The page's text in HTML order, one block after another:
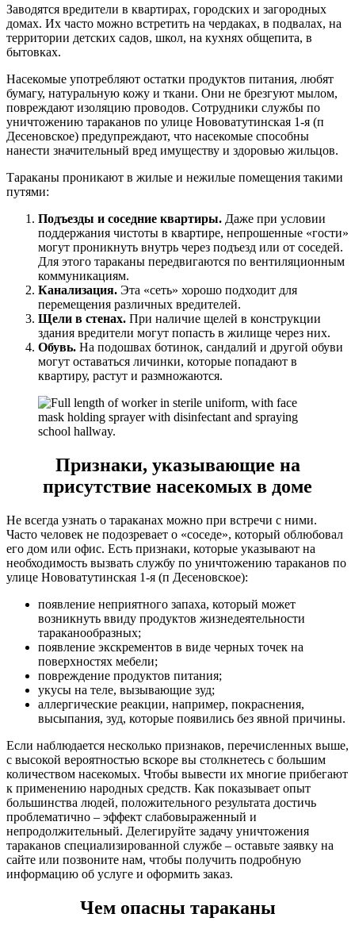
Заводятся вредители в квартирах, городских и загородных
домах. Их часто можно встретить на чердаках, в подвалах, на
территории детских садов, школ, на кухнях общепита, в
бытовках.
Насекомые употребляют остатки продуктов питания, любят
бумагу, натуральную кожу и ткани. Они не брезгуют мылом,
повреждают изоляцию проводов. Сотрудники службы по
уничтожению тараканов по улице Нововатутинская 1-я (п
Десеновское) предупреждают, что насекомые способны
нанести значительный вред имуществу и здоровью жильцов.
Тараканы проникают в жилые и нежилые помещения такими
путями:
Подъезды и соседние квартиры. Даже при условии
поддержания чистоты в квартире, непрошенные «гости»
могут проникнуть внутрь через подъезд или от соседей.
Для этого тараканы передвигаются по вентиляционным
коммуникациям.
Канализация. Эта «сеть» хорошо подходит для
перемещения различных вредителей.
Щели в стенах. При наличие щелей в конструкции
здания вредители могут попасть в жилище через них.
Обувь. На подошвах ботинок, сандалий и другой обуви
могут оставаться личинки, которые попадают в
квартиру, растут и размножаются.
Признаки, указывающие на
присутствие насекомых в доме
Не всегда узнать о тараканах можно при встречи с ними.
Часто человек не подозревает о «соседе», который облюбовал
его дом или офис. Есть признаки, которые указывают на
необходимость вызвать службу по уничтожению тараканов по
улице Нововатутинская 1-я (п Десеновское):
появление неприятного запаха, который может
возникнуть ввиду продуктов жизнедеятельности
тараканообразных;
появление экскрементов в виде черных точек на
поверхностях мебели;
повреждение продуктов питания;
укусы на теле, вызывающие зуд;
аллергические реакции, например, покраснения,
высыпания, зуд, которые появились без явной причины.
Если наблюдается несколько признаков, перечисленных выше,
с высокой вероятностью вскоре вы столкнетесь с большим
количеством насекомых. Чтобы вывести их многие прибегают
к применению народных средств. Как показывает опыт
большинства людей, положительного результата достичь
проблематично – эффект слабовыраженный и
непродолжительный. Делегируйте задачу уничтожения
тараканов специализированной службе – оставьте заявку на
сайте или позвоните нам, чтобы получить подробную
информацию об услуге и оформить заказ.
Чем опасны тараканы